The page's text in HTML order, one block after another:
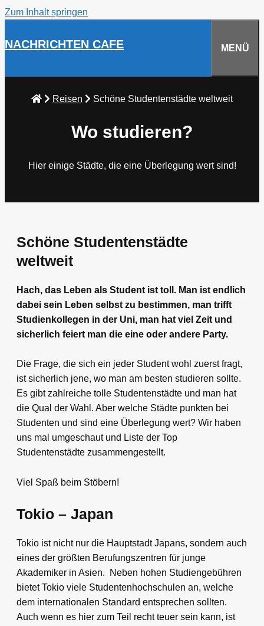
Zum Inhalt springen
NACHRICHTEN CAFE MENÜ
Reisen Schöne Studentenstädte weltweit
Wo studieren?
Hier einige Städte, die eine Überlegung wert sind!
Schöne Studentenstädte
weltweit
Hach, das Leben als Student ist toll. Man ist endlich
dabei sein Leben selbst zu bestimmen, man trifft
Studienkollegen in der Uni, man hat viel Zeit und
sicherlich feiert man die eine oder andere Party.
Die Frage, die sich ein jeder Student wohl zuerst fragt,
ist sicherlich jene, wo man am besten studieren sollte.
Es gibt zahlreiche tolle Studentenstädte und man hat
die Qual der Wahl. Aber welche Städte punkten bei
Studenten und sind eine Überlegung wert? Wir haben
uns mal umgeschaut und Liste der Top
Studentenstädte zusammengestellt.
Viel Spaß beim Stöbern!
Tokio – Japan
Tokio ist nicht nur die Hauptstadt Japans, sondern auch
eines der größten Berufungszentren für junge
Akademiker in Asien. Neben hohen Studiengebühren
bietet Tokio viele Studentenhochschulen an, welche
dem internationalen Standard entsprechen sollten.
Auch wenn es hier zum Teil recht teuer sein kann, ist